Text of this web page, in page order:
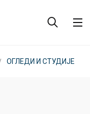
ОГЛЕДИ И СТУДИЈЕ